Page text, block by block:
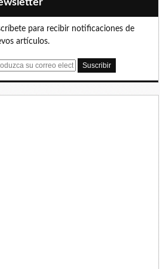
para recibir notificaciones de
artículos.